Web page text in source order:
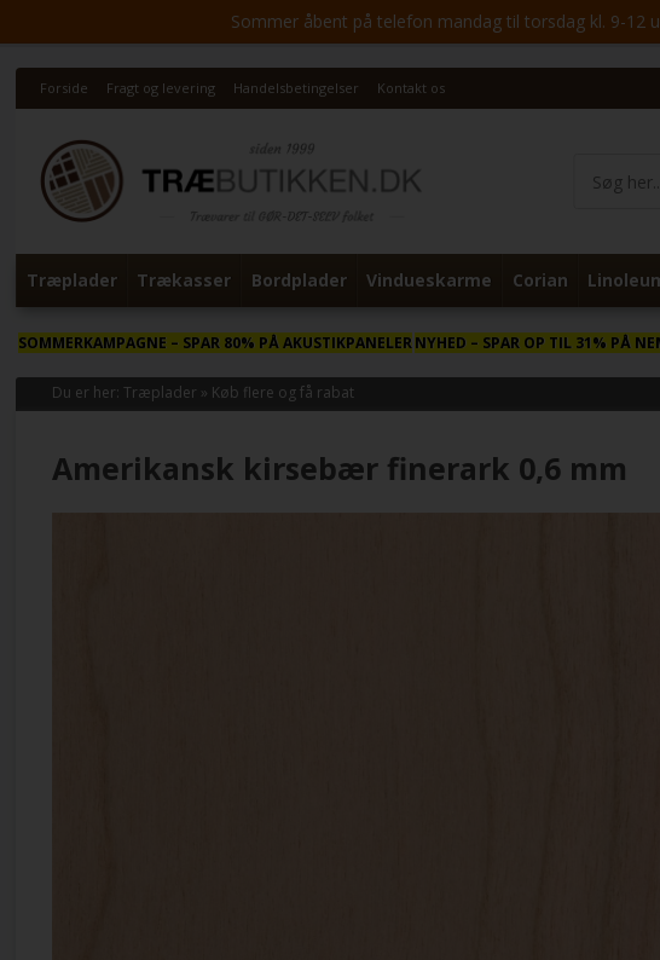
Sommer åbent på telefon mandag til torsdag kl. 9-12
Forside Fragt og levering Handelsbetingelser Kontakt os
Træplader Trækasser Bordplader Vindueskarme Corian
SOMMERKAMPAGNE – SPAR 80% PÅ AKUSTIKPANELERNYHED – SPAR OP TIL 31% PÅ
Du er her:Træplader » Køb flere og få rabat
Amerikansk kirsebær finerark 0,6 mm